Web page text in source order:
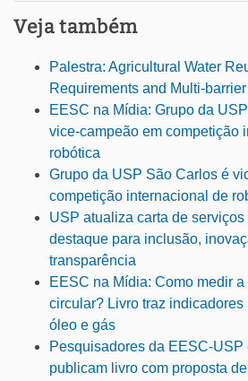
Veja também
Palestra: Agricultural Water
Requirements and Multi-
EESC na Mídia: Grupo da
vice-campeão em competição
robótica
Grupo da USP São Carlos é
competição internacional de
USP atualiza carta de
destaque para inclusão,
transparência
EESC na Mídia: Como medir
circular? Livro traz indicadores
óleo e gás
Pesquisadores da EESC-USP
publicam livro com proposta